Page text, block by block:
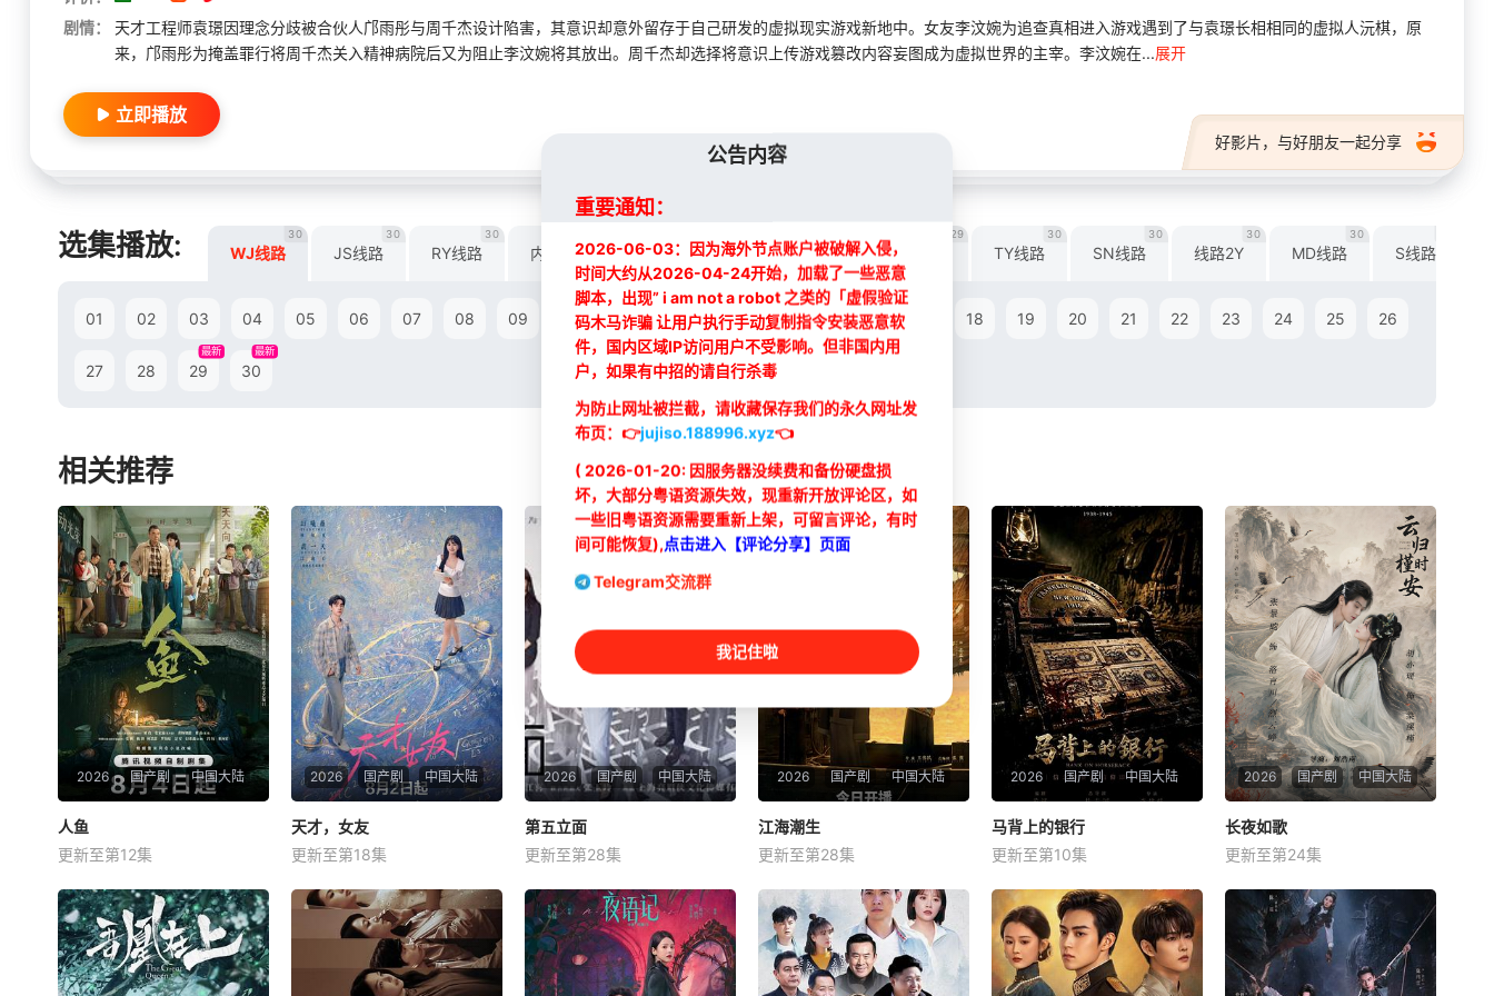
剧情：
天才工程师袁璟因理念分歧被合伙人邝雨彤与周千杰设计陷害，其意识却意外留存于自己研发的虚拟现实游戏新地中。女友李汶婉为追查真相进入游戏遇到了与袁璟长相相同的虚拟人沅棋，原
来，邝雨彤为掩盖罪行将周千杰关入精神病院后又为阻止李汶婉将其放出。周千杰却选择将意识上传游戏篡改内容妄图成为虚拟世界的主宰。李汶婉在...展开
好影片，与好朋友一起分享
立即播放
选集播放: WJ线路
30
JS线路
30
RY线路
30
内地线路L 内地线路IK DY线路 内地线路B
29
TY线路
30
SN线路
30
线路2Y
30
MD线路
30
S线路
01 02 03 04 05 06 07 08 09 10 11 12 13 14 15 16 18 19 20 21 22 23 24 25 26
27 28 29
最新
30
最新
相关推荐
2026 国产剧 中国大陆
人鱼
刘孜
就读于职业中学培训部的花季
女生苏琳（黄杨钿甜 饰），虽
自小被父母忽视，在艰苦环境
中长大，但她始终刻苦学习，
憧憬未来。为此，苏琳苦练口
人鱼
更新至第12集
2026 国产剧 中国大陆
天才，女友
胡一天 田曦薇
根据素光同同名小说改编。江
逾白长大以后，林知夏忽然对
他说：“江逾白，我喜欢你，
哲学和生物学意义上的喜
欢。”那个夜晚，他脸颊微
天才，女友
更新至第18集
2026 国产剧 中国大陆
第五立面
张陆 奚望
该剧围绕四位建筑师展开，讲
述了他们在中意合作项目中面
对专业挑战与境外竞争，通过
创新实践实现本土设计理念突
破的故事。
第五立面
更新至第28集
2026 国产剧 中国大陆
江海潮生
臧金生 焦刚
本剧讲述了状元实业家张謇创
办大生企业，实业报国的故
事。甲午战争后，国家蒙羞，
张謇虽高中状元，却渴望寻求
强国之路。他毅然弃政从商，
江海潮生
更新至第28集
2026 国产剧 中国大陆
马背上的银行
王全有 杜志国
抗战期间，日伪政府强行推
广、使用由“中国准备银行”发
行的伪钞货币。根据党中央指
示，高景波、徐邵梁、孙希光
和黄鹰等人开始筹备建立冀南
马背上的银行
更新至第10集
2026 国产剧 中国大陆
长夜如歌
刘尚麟 张景昀
讲述了黎安城大郡主棠溪槿与
烈云峥之间曲折动人的情感，
以及他们在复杂局势中坚守初
心、勇敢面对困难的爱情故
事。通过剧中主人公在成长的
长夜如歌
更新至第24集
公告内容
重要通知：
2026-06-03：因为海外节点账户被破解入侵，
时间大约从2026-04-24开始，加载了一些恶意
脚本，出现” i am not a robot 之类的「虚假验证
码木马诈骗 让用户执行手动复制指令安装恶意软
件，国内区域IP访问用户不受影响。但非国内用
户，如果有中招的请自行杀毒
为防止网址被拦截，请收藏保存我们的永久网址发
布页： 👉jujiso.188996.xyz👈
( 2026-01-20: 因服务器没续费和备份硬盘损
坏，大部分粤语资源失效，现重新开放评论区，如
一些旧粤语资源需要重新上架，可留言评论，有时
间可能恢复),点击进入【评论分享】页面
Telegram交流群
我记住啦